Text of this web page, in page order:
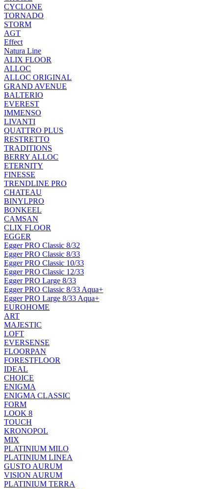
CYCLONE
TORNADO
STORM
AGT
Effect
Natura Line
ALIX FLOOR
ALLOC
ALLOC ORIGINAL
GRAND AVENUE
BALTERIO
EVEREST
IMMENSO
LIVANTI
QUATTRO PLUS
RESTRETTO
TRADITIONS
BERRY ALLOC
ETERNITY
FINESSE
TRENDLINE PRO
CHATEAU
BINYLPRO
BONKEEL
CAMSAN
CLIX FLOOR
EGGER
Egger PRO Classic 8/32
Egger PRO Classic 8/33
Egger PRO Classic 10/33
Egger PRO Classic 12/33
Egger PRO Large 8/33
Egger PRO Classic 8/33 Aqua+
Egger PRO Large 8/33 Aqua+
EUROHOME
ART
MAJESTIC
LOFT
EVERSENSE
FLOORPAN
FORESTFLOOR
IDEAL
CHOICE
ENIGMA
ENIGMA CLASSIC
FORM
LOOK 8
TOUCH
KRONOPOL
MIX
PLATINIUM MILO
PLATINIUM LINEA
GUSTO AURUM
VISION AURUM
PLATINIUM TERRA